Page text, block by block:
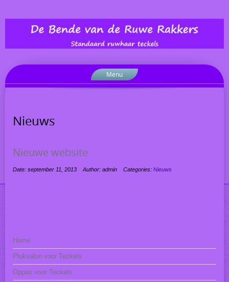
Menu
Nieuws
Nieuwe website
Date: september 11, 2013 Author: admin Categories: Nieuws
Home
Pluksalon voor Teckels
Oppas voor Teckels